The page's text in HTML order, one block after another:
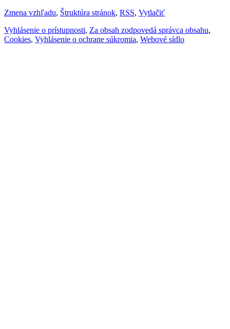
Zmena vzhľadu, Štruktúra stránok, RSS, Vytlačiť
Vyhlásenie o prístupnosti, Za obsah zodpovedá správca obsahu,
Cookies, Vyhlásenie o ochrane súkromia, Webové sídlo